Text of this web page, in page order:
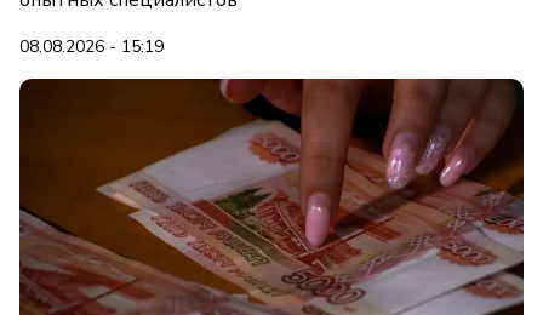
08.08.2026 - 15:19